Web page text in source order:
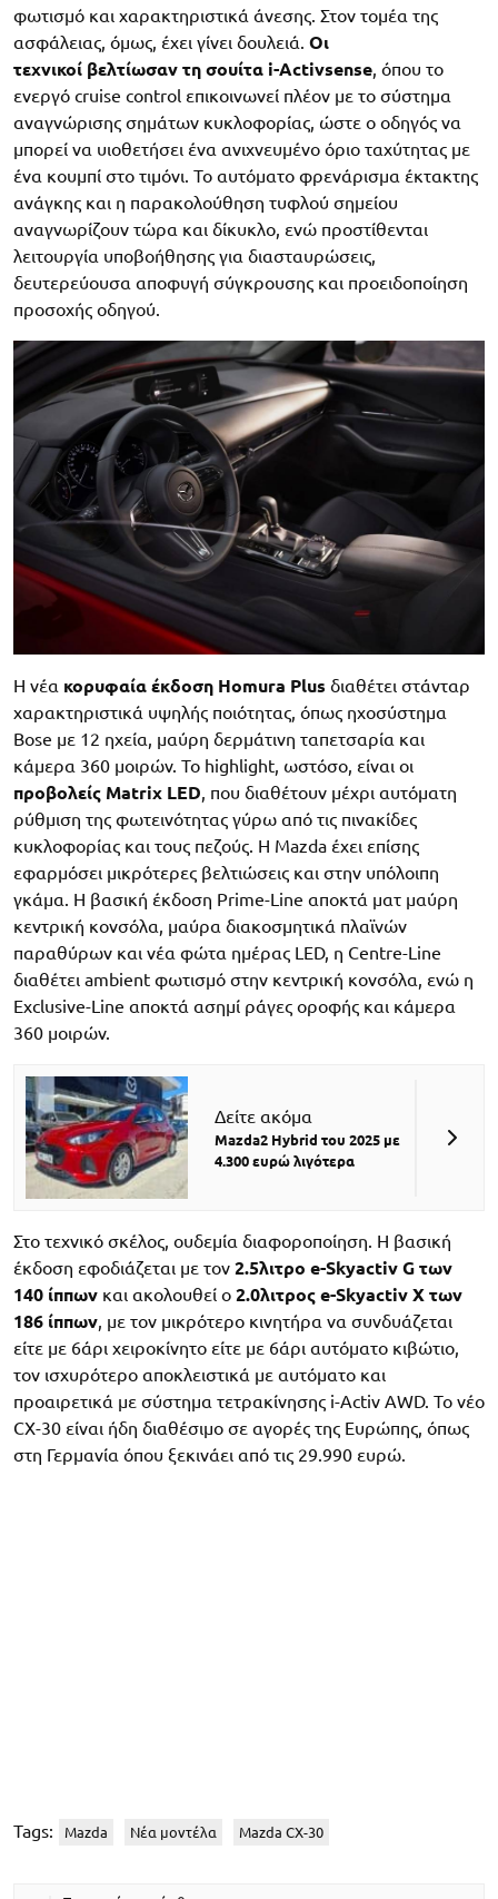
φωτισμό και χαρακτηριστικά άνεσης. Στον τομέα της
ασφάλειας, όμως, έχει γίνει δουλειά. Οι
τεχνικοί βελτίωσαν τη σουίτα i-Activsense , όπου το
ενεργό cruise control επικοινωνεί πλέον με το σύστημα
αναγνώρισης σημάτων κυκλοφορίας, ώστε ο οδηγός να
μπορεί να υιοθετήσει ένα ανιχνευμένο όριο ταχύτητας με
ένα κουμπί στο τιμόνι. Το αυτόματο φρενάρισμα έκτακτης
ανάγκης και η παρακολούθηση τυφλού σημείου
αναγνωρίζουν τώρα και δίκυκλο, ενώ προστίθενται
λειτουργία υποβοήθησης για διασταυρώσεις,
δευτερεύουσα αποφυγή σύγκρουσης και προειδοποίηση
προσοχής οδηγού.
Η νέα κορυφαία έκδοση Homura Plus διαθέτει στάνταρ
χαρακτηριστικά υψηλής ποιότητας, όπως ηχοσύστημα
Bose με 12 ηχεία, μαύρη δερμάτινη ταπετσαρία και
κάμερα 360 μοιρών. Το highlight, ωστόσο, είναι οι
προβολείς Matrix LED, που διαθέτουν μέχρι αυτόματη
ρύθμιση της φωτεινότητας γύρω από τις πινακίδες
κυκλοφορίας και τους πεζούς. Η Mazda έχει επίσης
εφαρμόσει μικρότερες βελτιώσεις και στην υπόλοιπη
γκάμα. Η βασική έκδοση Prime-Line αποκτά ματ μαύρη
κεντρική κονσόλα, μαύρα διακοσμητικά πλαϊνών
παραθύρων και νέα φώτα ημέρας LED, η Centre-Line
διαθέτει ambient φωτισμό στην κεντρική κονσόλα, ενώ η
Exclusive-Line αποκτά ασημί ράγες οροφής και κάμερα
360 μοιρών.
Δείτε ακόμα
Mazda2 Hybrid του 2025 με
4.300 ευρώ λιγότερα
Στο τεχνικό σκέλος, ουδεμία διαφοροποίηση. Η βασική
έκδοση εφοδιάζεται με τον 2.5λιτρο e-Skyactiv G των
140 ίππων και ακολουθεί ο 2.0λιτρος e-Skyactiv Χ των
186 ίππων, με τον μικρότερο κινητήρα να συνδυάζεται
είτε με 6άρι χειροκίνητο είτε με 6άρι αυτόματο κιβώτιο,
τον ισχυρότερο αποκλειστικά με αυτόματο και
προαιρετικά με σύστημα τετρακίνησης i-Activ AWD. Το νέο
CX-30 είναι ήδη διαθέσιμο σε αγορές της Ευρώπης, όπως
στη Γερμανία όπου ξεκινάει από τις 29.990 ευρώ.
Tags: Mazda Νέα μοντέλα Mazda CX-30